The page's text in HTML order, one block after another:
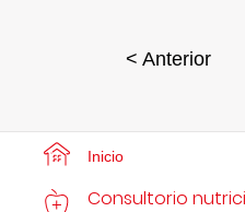
< Anterior
Inicio
Consultorio